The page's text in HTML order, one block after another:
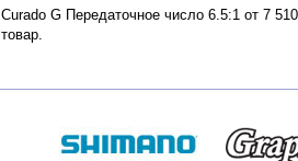
Curado G Передаточное число 6.5:1 от 7
товар.